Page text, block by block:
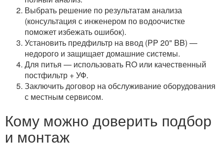
Выбрать решение по результатам анализа
(консультация с инженером по водоочистке
поможет избежать ошибок).
Установить предфильтр на ввод (PP 20" BB) —
недорого и защищает домашние системы.
Для питья — использовать RO или качественный
постфильтр + УФ.
Заключить договор на обслуживание оборудования
с местным сервисом.
Кому можно доверить подбор
и монтаж